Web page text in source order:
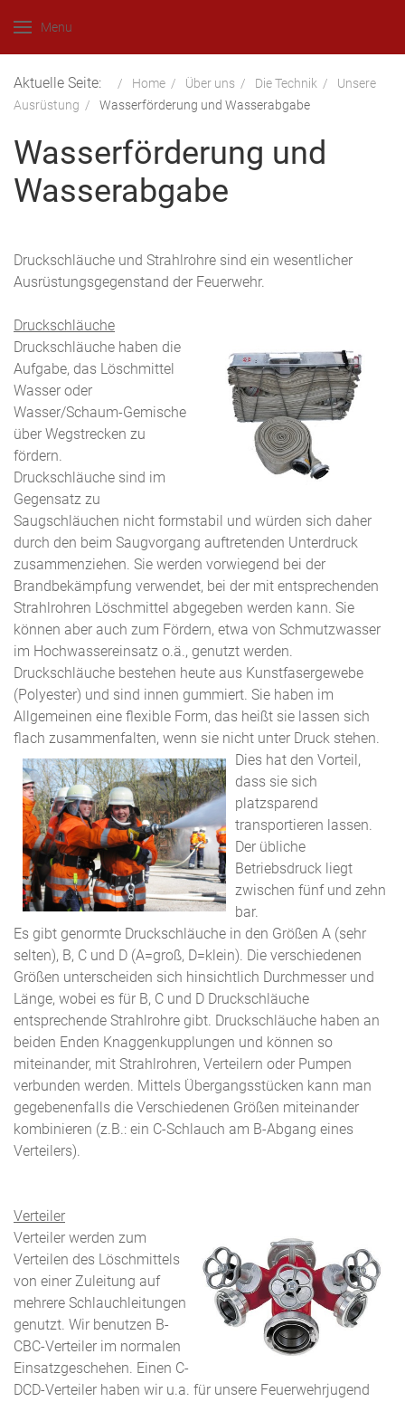
Menu
Aktuelle Seite: Home Über uns Die Technik
Unsere
Ausrüstung
Wasserförderung und Wasserabgabe
Wasserförderung und
Wasserabgabe
Druckschläuche und Strahlrohre sind ein wesentlicher
Ausrüstungsgegenstand der Feuerwehr.
Druckschläuche
Druckschläuche haben die
Aufgabe, das Löschmittel
Wasser oder
Wasser/Schaum-Gemische
über Wegstrecken zu
fördern.
Druckschläuche sind im
Gegensatz zu
Saugschläuchen nicht formstabil und würden sich daher
durch den beim Saugvorgang auftretenden Unterdruck
zusammenziehen. Sie werden vorwiegend bei der
Brandbekämpfung verwendet, bei der mit entsprechenden
Strahlrohren Löschmittel abgegeben werden kann. Sie
können aber auch zum Fördern, etwa von Schmutzwasser
im Hochwassereinsatz o.ä., genutzt werden.
Druckschläuche bestehen heute aus Kunstfasergewebe
(Polyester) und sind innen gummiert. Sie haben im
Allgemeinen eine flexible Form, das heißt sie lassen sich
flach zusammenfalten, wenn sie nicht unter Druck stehen.
Dies hat den Vorteil,
dass sie sich
platzsparend
transportieren lassen.
Der übliche
Betriebsdruck liegt
zwischen fünf und zehn
bar.
Es gibt genormte Druckschläuche in den Größen A (sehr
selten), B, C und D (A=groß, D=klein). Die verschiedenen
Größen unterscheiden sich hinsichtlich Durchmesser und
Länge, wobei es für B, C und D Druckschläuche
entsprechende Strahlrohre gibt. Druckschläuche haben an
beiden Enden Knaggenkupplungen und können so
miteinander, mit Strahlrohren, Verteilern oder Pumpen
verbunden werden. Mittels Übergangsstücken kann man
gegebenenfalls die Verschiedenen Größen miteinander
kombinieren (z.B.: ein C-Schlauch am B-Abgang eines
Verteilers).
Verteiler
Verteiler werden zum
Verteilen des Löschmittels
von einer Zuleitung auf
mehrere Schlauchleitungen
genutzt. Wir benutzen B-
CBC-Verteiler im normalen
Einsatzgeschehen. Einen C-
DCD-Verteiler haben wir u.a. für unsere Feuerwehrjugend